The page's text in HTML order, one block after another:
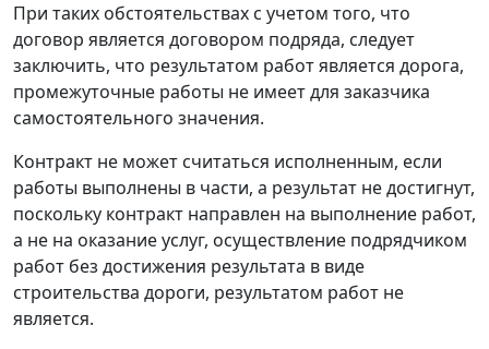
При таких обстоятельствах с учетом того, что
договор является договором подряда, следует
заключить, что результатом работ является дорога,
промежуточные работы не имеет для заказчика
самостоятельного значения.
Контракт не может считаться исполненным, если
работы выполнены в части, а результат не достигнут,
поскольку контракт направлен на выполнение работ,
а не на оказание услуг, осуществление подрядчиком
работ без достижения результата в виде
строительства дороги, результатом работ не
является.